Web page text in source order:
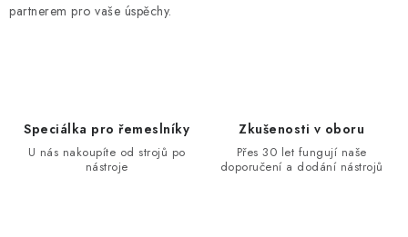
partnerem pro vaše úspěchy.
Speciálka pro řemeslníky
U nás nakoupíte od strojů po
nástroje
Zkušenosti v oboru
Přes 30 let fungují naše
doporučení a dodání nástrojů